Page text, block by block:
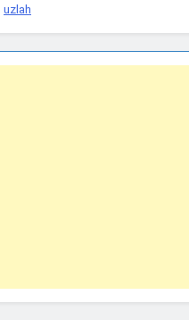
uzlah